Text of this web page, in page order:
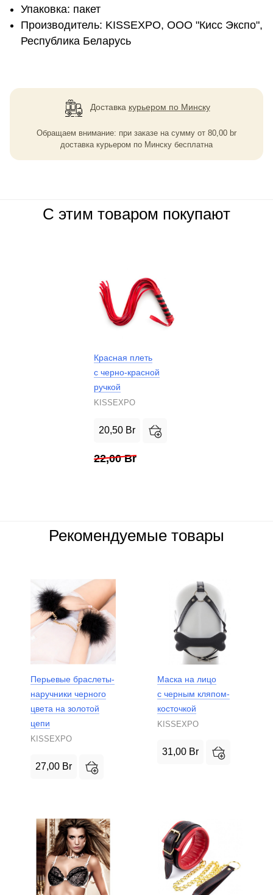
Упаковка: пакет
Производитель: KISSEXPO, ОOО "Кисс Экспо",
Республика Беларусь
Доставка курьером по Минску
Обращаем внимание: при заказе на сумму от 80,00 br
доставка курьером по Минску бесплатна
С этим товаром покупают
Красная плеть
с черно-красной
ручкой
KISSEXPO
20,50 Br
22,00Br
Рекомендуемые товары
Перьевые браслеты-
наручники черного
цвета на золотой
цепи
KISSEXPO
27,00 Br
Маска на лицо
с черным кляпом-
косточкой
KISSEXPO
31,00 Br